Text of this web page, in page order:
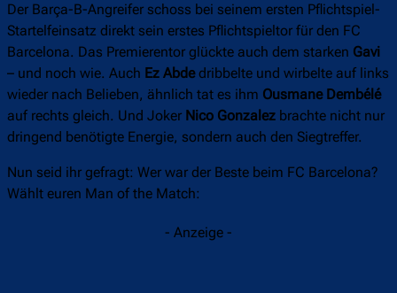
Der Barça-B-Angreifer schoss bei seinem ersten Pflichtspiel-
Startelfeinsatz direkt sein erstes Pflichtspieltor für den FC
Barcelona. Das Premierentor glückte auch dem starken Gavi
– und noch wie. Auch Ez Abdedribbelte und wirbelte auf links
wieder nach Belieben, ähnlich tat es ihm Ousmane Dembélé
auf rechts gleich. Und Joker Nico Gonzalez brachte nicht nur
dringend benötigte Energie, sondern auch den Siegtreffer.
Nun seid ihr gefragt: Wer war der Beste beim FC Barcelona?
Wählt euren Man of the Match:
- Anzeige -